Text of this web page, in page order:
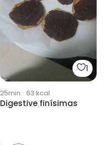
1
25min · 63 kcal
Digestive finísimas